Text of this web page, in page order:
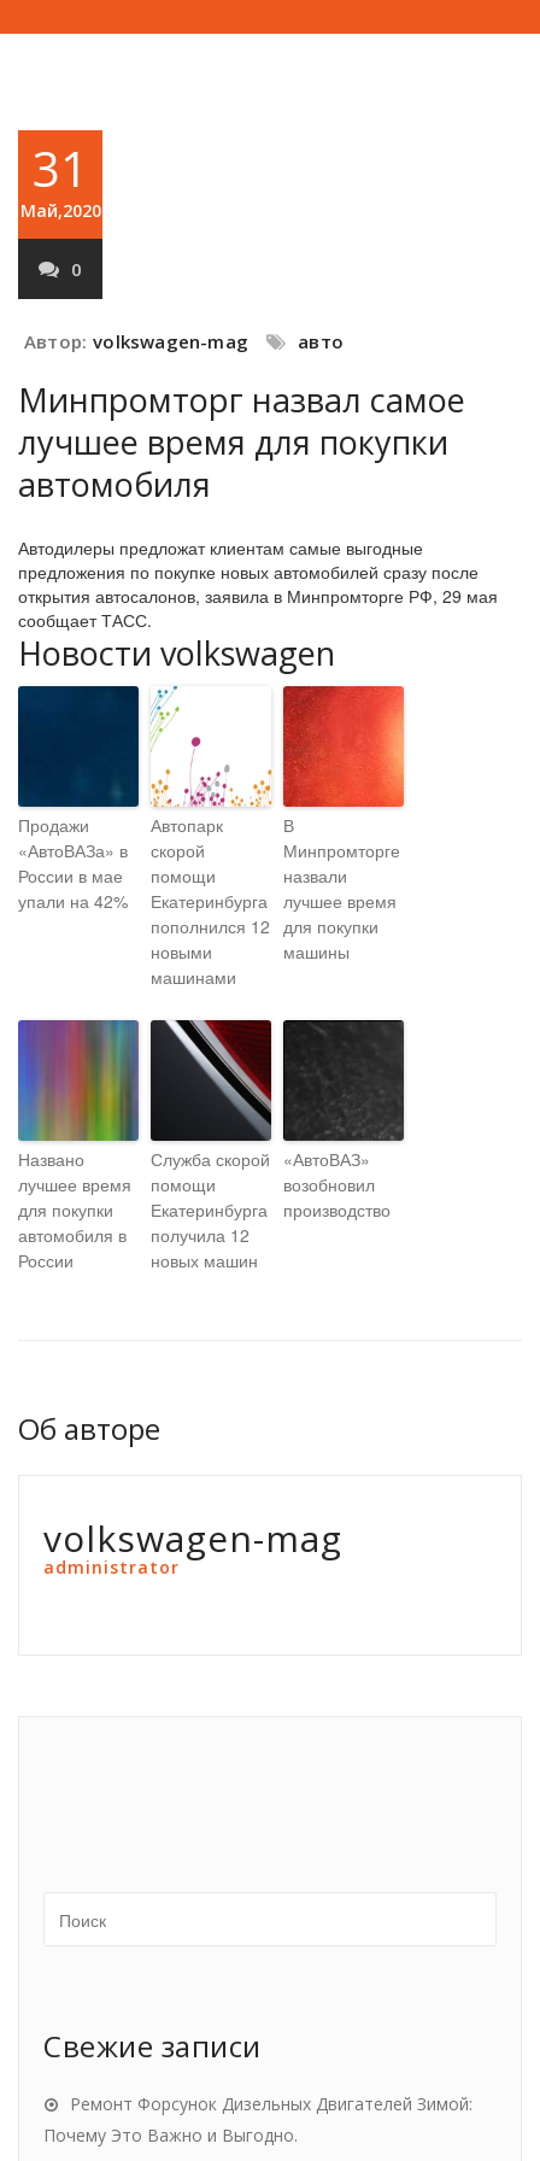
31
Май,2020
0
Автор: volkswagen-mag авто
Минпромторг назвал самое
лучшее время для покупки
автомобиля
Автодилеры предложат клиентам самые выгодные
предложения по покупке новых автомобилей сразу после
открытия автосалонов, заявила в Минпромторге РФ, 29 мая
сообщает ТАСС.
Новости volkswagen
Продажи
«АвтоВАЗа» в
России в мае
упали на 42%
Автопарк
скорой
помощи
Екатеринбурга
пополнился 12
новыми
машинами
В
Минпромторге
назвали
лучшее время
для покупки
машины
Названо
лучшее время
для покупки
автомобиля в
России
Служба скорой
помощи
Екатеринбурга
получила 12
новых машин
«АвтоВАЗ»
возобновил
производство
Об авторе
volkswagen-mag
administrator
Свежие записи
Ремонт Форсунок Дизельных Двигателей Зимой:
Почему Это Важно и Выгодно.